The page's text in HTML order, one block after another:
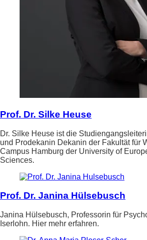
Prof. Dr. Silke Heuse
Dr. Silke Heuse ist die
und Prodekanin Dekanin der Fakultät für
Campus Hamburg der University of
Sciences.
Prof. Dr. Janina Hülsebusch
Janina Hülsebusch, Professorin für
Iserlohn. Hier mehr erfahren.